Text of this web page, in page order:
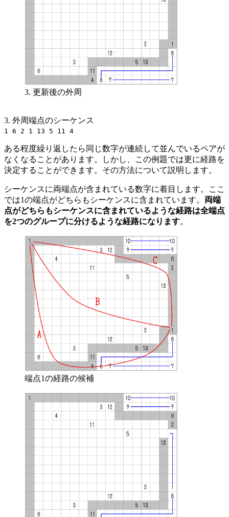
3. 更新後の外周
3. 外周端点のシーケンス
1 6 2 1 13 5 11 4
ある程度繰り返したら同じ数字が連続して並んでいるペアが
なくなることがあります。しかし、この例題では更に経路を
決定することができます。その方法について説明します。
シーケンスに両端点が含まれている数字に着目します。ここ
では1の端点がどちらもシーケンスに含まれています。 両端
点がどちらもシーケンスに含まれているような経路は全端点
を2つのグループに分けるような経路になります。
端点1の経路の候補